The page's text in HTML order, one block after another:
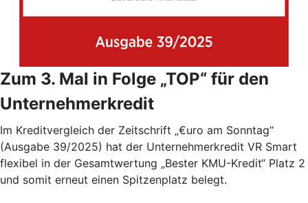
Zum 3. Mal in Folge „TOP“ für den
Unternehmerkredit
Im Kreditvergleich der Zeitschrift „€uro am Sonntag“
(Ausgabe 39/2025) hat der Unternehmerkredit VR Smart
flexibel in der Gesamtwertung „Bester KMU-Kredit“ Platz 2
und somit erneut einen Spitzenplatz belegt.